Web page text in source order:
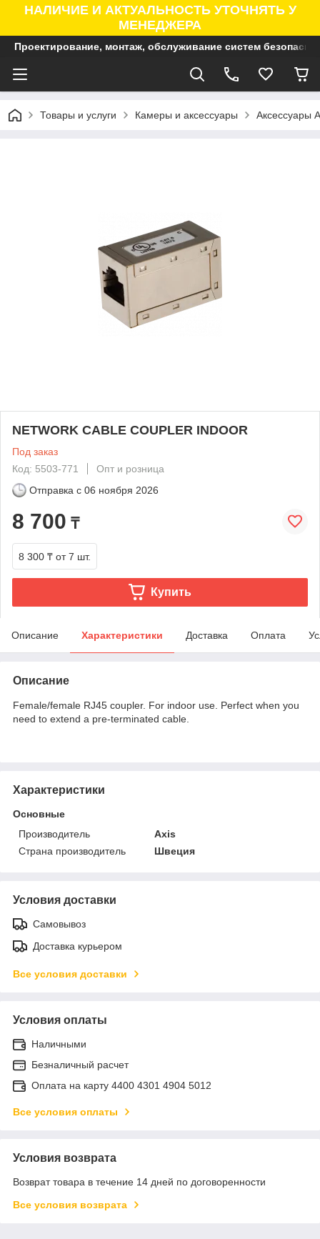
НАЛИЧИЕ И АКТУАЛЬНОСТЬ УТОЧНЯТЬ У
МЕНЕДЖЕРА
Проектирование, монтаж, обслуживание систем
Товары и услуги Камеры и аксессуары Аксессуары
NETWORK CABLE COUPLER INDOOR
Под заказ
Код: 5503-771
Опт и розница
Отправка с 06 ноября 2026
8 700 ₸
8 300 ₸ от 7 шт.
Купить
Описание Характеристики Доставка Оплата
Описание
Female/female RJ45 coupler. For indoor use. Perfect when you
need to extend a pre-terminated cable.
Характеристики
Основные
Производитель
Axis
Страна производитель
Швеция
Условия доставки
Самовывоз
Доставка курьером
Все условия доставки
Условия оплаты
Наличными
Безналичный расчет
Оплата на карту 4400 4301 4904 5012
Все условия оплаты
Условия возврата
Возврат товара в течение 14 дней по договоренности
Все условия возврата